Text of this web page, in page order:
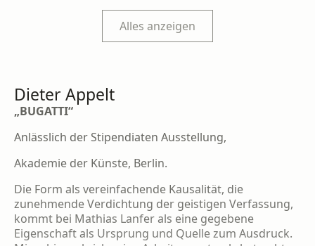
Alles anzeigen
Dieter Appelt
„BUGATTI“
Anlässlich der Stipendiaten Ausstellung,
Akademie der Künste, Berlin.
Die Form als vereinfachende Kausalität, die
zunehmende Verdichtung der geistigen Ver­fassung,
kommt bei Mathias Lanfer als eine gegebene
Eigenschaft als Ursprung und Quel­le zum Ausdruck.